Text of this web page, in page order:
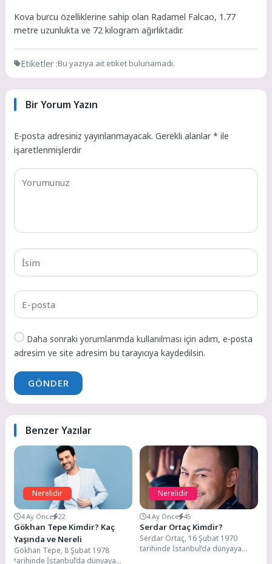
Kova burcu özelliklerine sahip olan Radamel Falcao, 1.77
metre uzunlukta ve 72 kilogram ağırlıktadır.
Etiketler :Bu yazıya ait etiket bulunamadı.
Bir Yorum Yazın
E-posta adresiniz yayınlanmayacak. Gerekli alanlar* ile
işaretlenmişlerdir
Daha sonraki yorumlarımda kullanılması için adım, e-posta
adresim ve site adresim bu tarayıcıya kaydedilsin.
GÖNDER
Benzer Yazılar
Nerelidir
4 Ay Önce 22
Gökhan Tepe Kimdir? Kaç
Yaşında ve Nereli
Gökhan Tepe, 8 Şubat 1978
tarihinde İstanbul’da dünyaya
Nerelidir
4 Ay Önce 45
Serdar Ortaç Kimdir?
Serdar Ortaç, 16 Şubat 1970
tarihinde İstanbul’da dünyaya